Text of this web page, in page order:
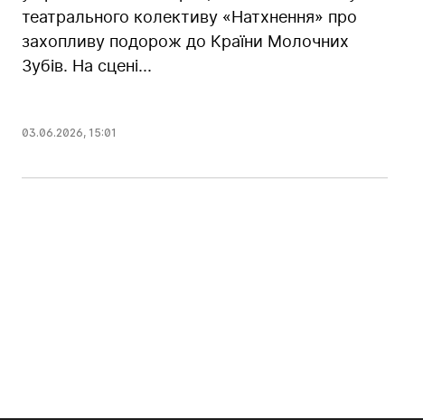
театрального колективу «Натхнення» про
захопливу подорож до Країни Молочних
Зубів. На сцені...
03.06.2026, 15:01